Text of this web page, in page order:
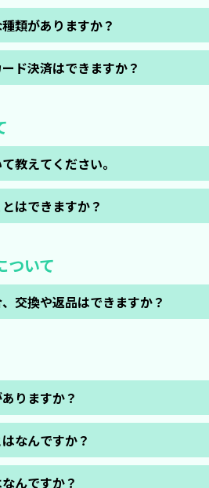
類がありますか？
ト/Amazon Pay/PayPayがあります。
最短翌日発送です！
ド決済はできますか？
ください。
教えてください。
択いただけます。ヤマト運輸のサービ
などの発生、その他さまざまな条件に
はできますか？
ついて
交換や返品はできますか？
ったなど、お客様都合による『交換』が
りますか？
新機種まで、さまざまなスペックのPC
なんですか？
する中古パソコンです。浸水や落下に
んですか？